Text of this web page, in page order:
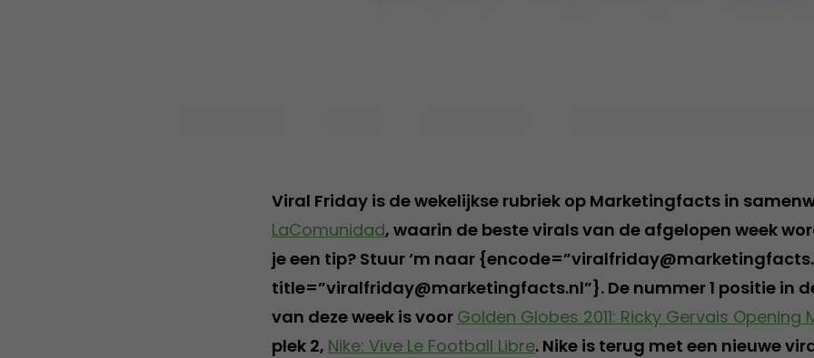
Viral Friday is de wekelijkse rubriek op Marketingfacts in
LaComunidad, waarin de beste virals van de afgelopen week
je een tip? Stuur ‘m naar
title=”viralfriday@marketingfacts.nl”}. De nummer 1 positie in
van deze week is voor Golden Globes 2011: Ricky Gervais Opening
plek 2, Nike: Vive Le Football Libre. Nike is terug met een nieuwe